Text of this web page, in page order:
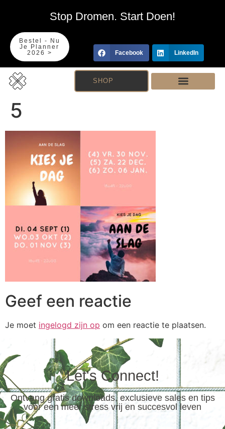
Stop Dromen. Start Doen!
Bestel - Nu
Je Planner
2026 >
Facebook LinkedIn
SHOP
5
Geef een reactie
Je moet ingelogd zijn op om een reactie te plaatsen.
Let's Connect!
Ontvang gratis downloads, exclusieve sales en tips
voor een meer stress vrij en succesvol leven